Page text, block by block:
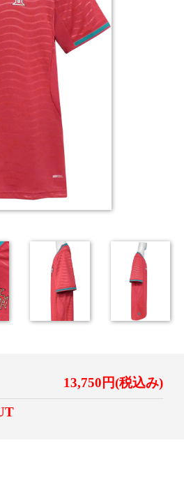
13,750円(税込み)